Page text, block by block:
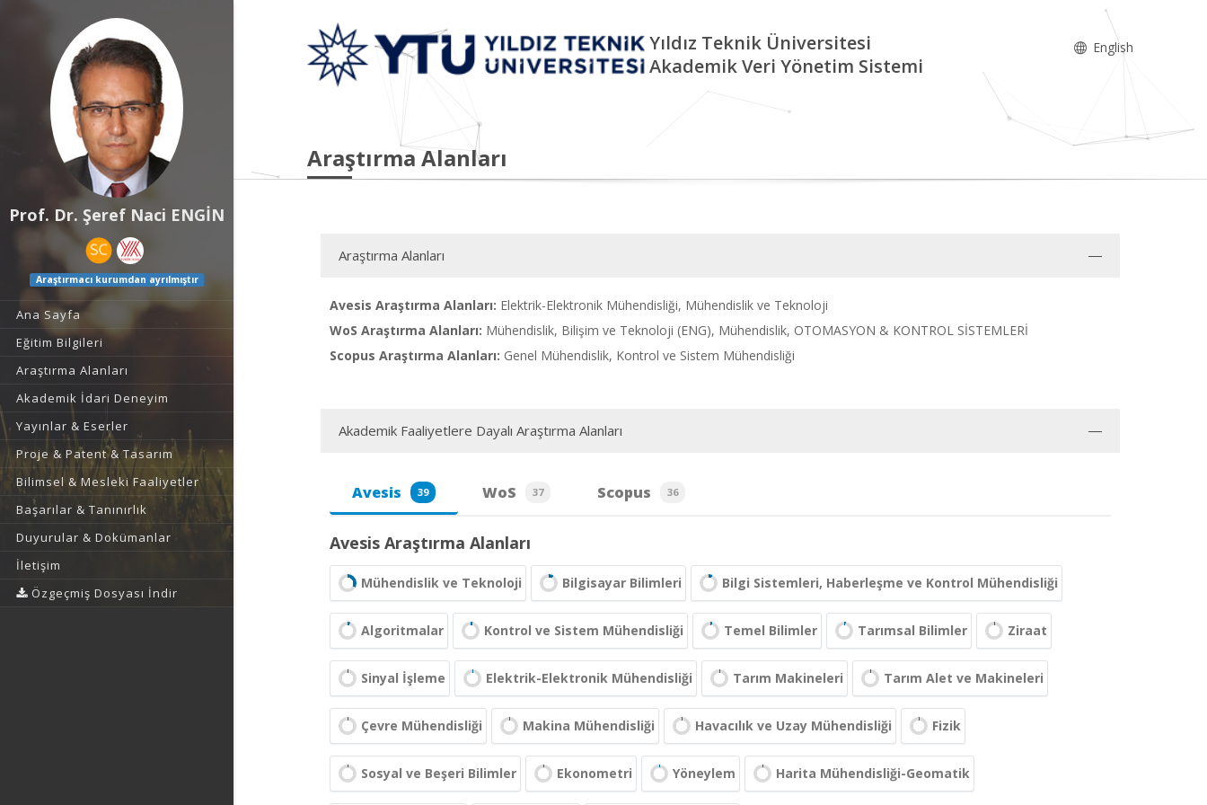
Prof. Dr. Şeref Naci ENGİN
Araştırmacı kurumdan ayrılmıştır
Ana Sayfa
Eğitim Bilgileri
Araştırma Alanları
Akademik İdari Deneyim
Yayınlar & Eserler
Proje & Patent & Tasarım
Bilimsel & Mesleki Faaliyetler
Başarılar & Tanınırlık
Duyurular & Dokümanlar
İletişim
Özgeçmiş Dosyası İndir
Yıldız Teknik Üniversitesi
Akademik Veri Yönetim Sistemi
English
Araştırma Alanları
Araştırma Alanları
Avesis Araştırma Alanları: Elektrik-Elektronik Mühendisliği, Mühendislik ve Teknoloji
WoS Araştırma Alanları: Mühendislik, Bilişim ve Teknoloji (ENG), Mühendislik, OTOMASYON & KONTROL SİSTEMLERİ
Scopus Araştırma Alanları: Genel Mühendislik, Kontrol ve Sistem Mühendisliği
Akademik Faaliyetlere Dayalı Araştırma Alanları
Avesis 39 WoS 37 Scopus 36
Avesis Araştırma Alanları
Mühendislik ve Teknoloji Bilgisayar Bilimleri Bilgi Sistemleri, Haberleşme ve Kontrol Mühendisliği
Algoritmalar Kontrol ve Sistem Mühendisliği Temel Bilimler Tarımsal Bilimler Ziraat
Sinyal İşleme Elektrik-Elektronik Mühendisliği Tarım Makineleri Tarım Alet ve Makineleri
Çevre Mühendisliği Makina Mühendisliği Havacılık ve Uzay Mühendisliği Fizik
Sosyal ve Beşeri Bilimler Ekonometri Yöneylem Harita Mühendisliği-Geomatik